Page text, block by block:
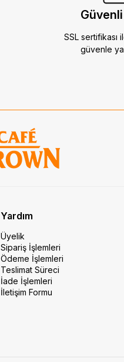
SSL sertifikası
güvenle
Yardım
Üyelik
Sipariş İşlemleri
Ödeme İşlemleri
Teslimat Süreci
İade İşlemleri
İletişim Formu